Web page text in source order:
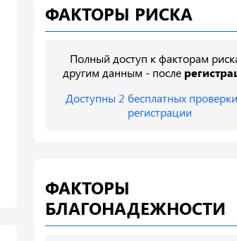
ФАКТОРЫ РИСКА
Полный доступ к факторам
другим данным - после
Доступны 2 бесплатных
регистрации
ФАКТОРЫ
БЛАГОНАДЕЖНОСТИ